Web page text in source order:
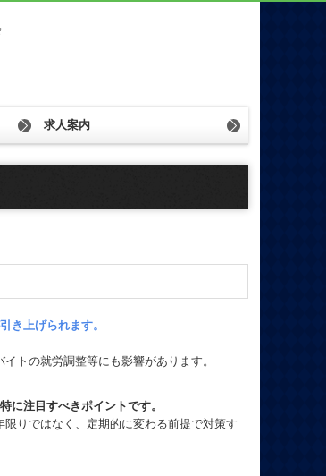
求人案内
先輩社員の声
き上げられます。
トの就労調整等にも影響があります。
に注目すべきポイントです。
りではなく、定期的に変わる前提で対策す